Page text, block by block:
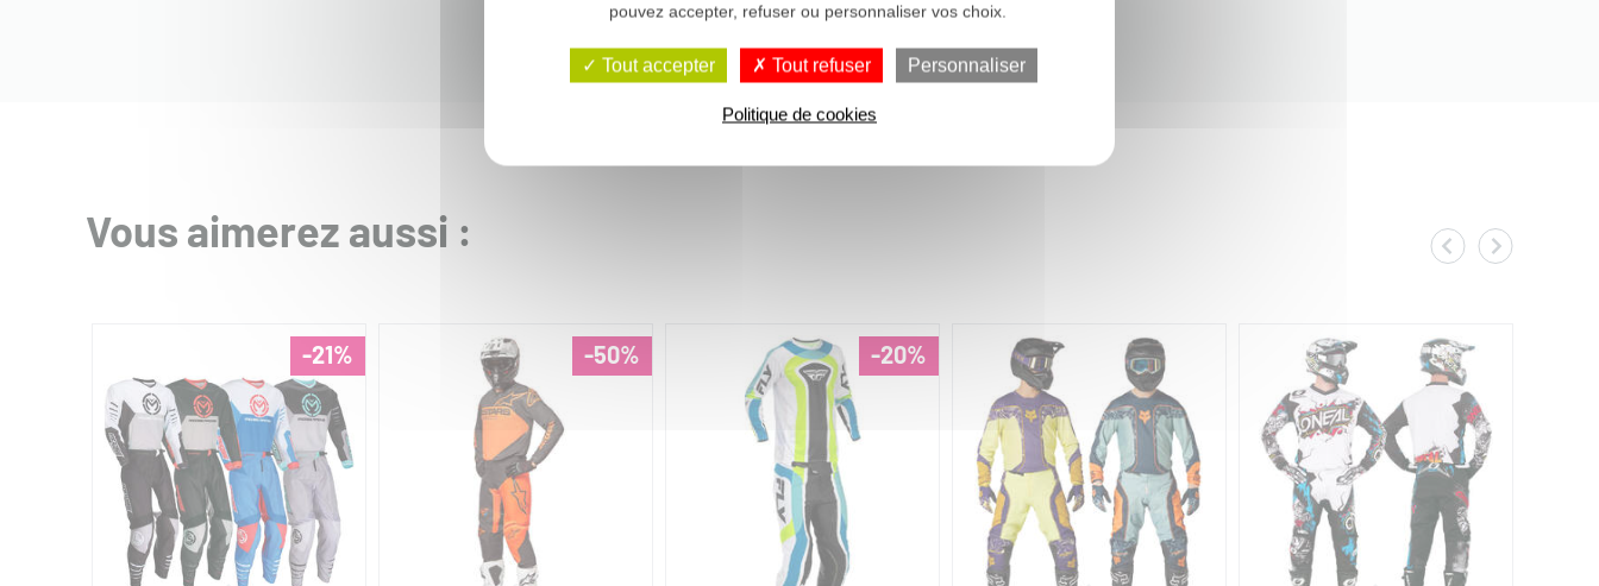
Vous aimerez aussi :
-21% -50% -20%
pouvez accepter, refuser ou personnaliser vos choix.
Tout accepter Tout refuser Personnaliser
Politique de cookies